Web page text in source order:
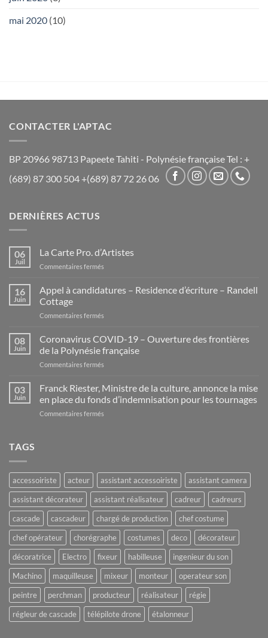
mai 2020 (10)
CONTACTER L'APTAC
BP 20966 98713 Papeete Tahiti - Polynésie française Tel : +
(689) 87 300 504 +(689) 87 72 26 06
DERNIÈRES ACTUS
06
Juil
La Carte Pro. d’Artistes
Commentaires fermés
Carte
16
Juin
Appel à candidatures – Residence d’écriture – Randell
Cottage
Commentaires fermés
à
–
–
Randell
08
Juin
Coronavirus COVID-19 – Ouverture des frontières
de la Polynésie française
Commentaires fermés
COVID-
–
française
03
Juin
Franck Riester, Ministre de la culture, annonce la mise
en place du fonds d’indemnisation pour les tournages
Commentaires fermés
culture,
annonce
la
mise
place
du
fonds
d’indemnisation
pour
les
tournages
TAGS
accessoiriste acteur assistant accessoiriste
assistant camera
assistant décorateur
assistant réalisateur cadreur
cadreurs
cascade
cascadeur chargé de production
chef costume
chef opérateur
chorégraphe costumes deco
décorateur
décoratrice
Electro fixeur habilleuse
ingenieur du son
Machino
maquilleuse mixeur monteur
operateur son
peintre
perchman producteur réalisateur
régie
régleur de cascade
télépilote drone étalonneur